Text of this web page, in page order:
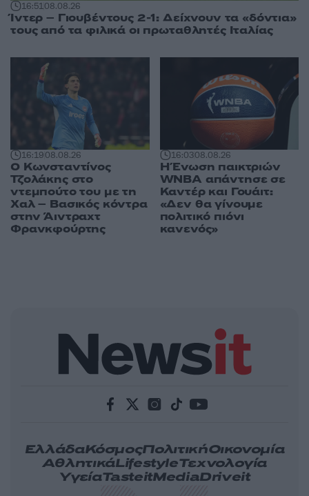
16:5108.08.26
Ίντερ – Γιουβέντους 2-1: Δείχνουν τα «δόντια»
τους από τα φιλικά οι πρωταθλητές Ιταλίας
16:1908.08.26
Ο Κωνσταντίνος
Τζολάκης στο
ντεμπούτο του με τη
Χαλ – Βασικός κόντρα
στην Άιντραχτ
Φρανκφούρτης
16:0308.08.26
Η Ένωση παικτριών
WNBA απάντησε σε
Καντέρ και Γουάιτ:
«Δεν θα γίνουμε
πολιτικό πιόνι
κανενός»
ΕλλάδαΚόσμοςΠολιτικήΟικονομία
ΑθλητικάLifestyleΤεχνολογία
ΥγείαTasteitMediaDriveit